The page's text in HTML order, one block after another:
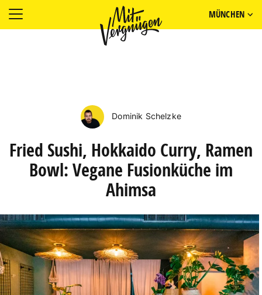
MÜNCHEN
Dominik Schelzke
Fried Sushi, Hokkaido Curry, Ramen
Bowl: Vegane Fusionküche im
Ahimsa